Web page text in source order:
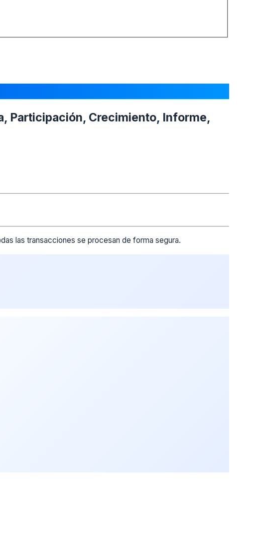
Participación, Crecimiento, Informe,
las transacciones se procesan de forma segura.